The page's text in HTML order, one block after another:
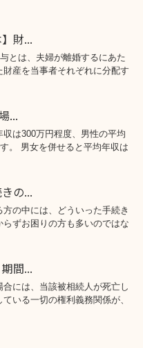
財...
とは、夫婦が離婚するにあた
財産を当事者それぞれに分配す
...
収は300万円程度、男性の平均
。 男女を併せると平均年収は
の...
の中には、どういった手続き
ずお困りの方も多いのではな
間...
には、当該被相続人が死亡し
いる一切の権利義務関係が、